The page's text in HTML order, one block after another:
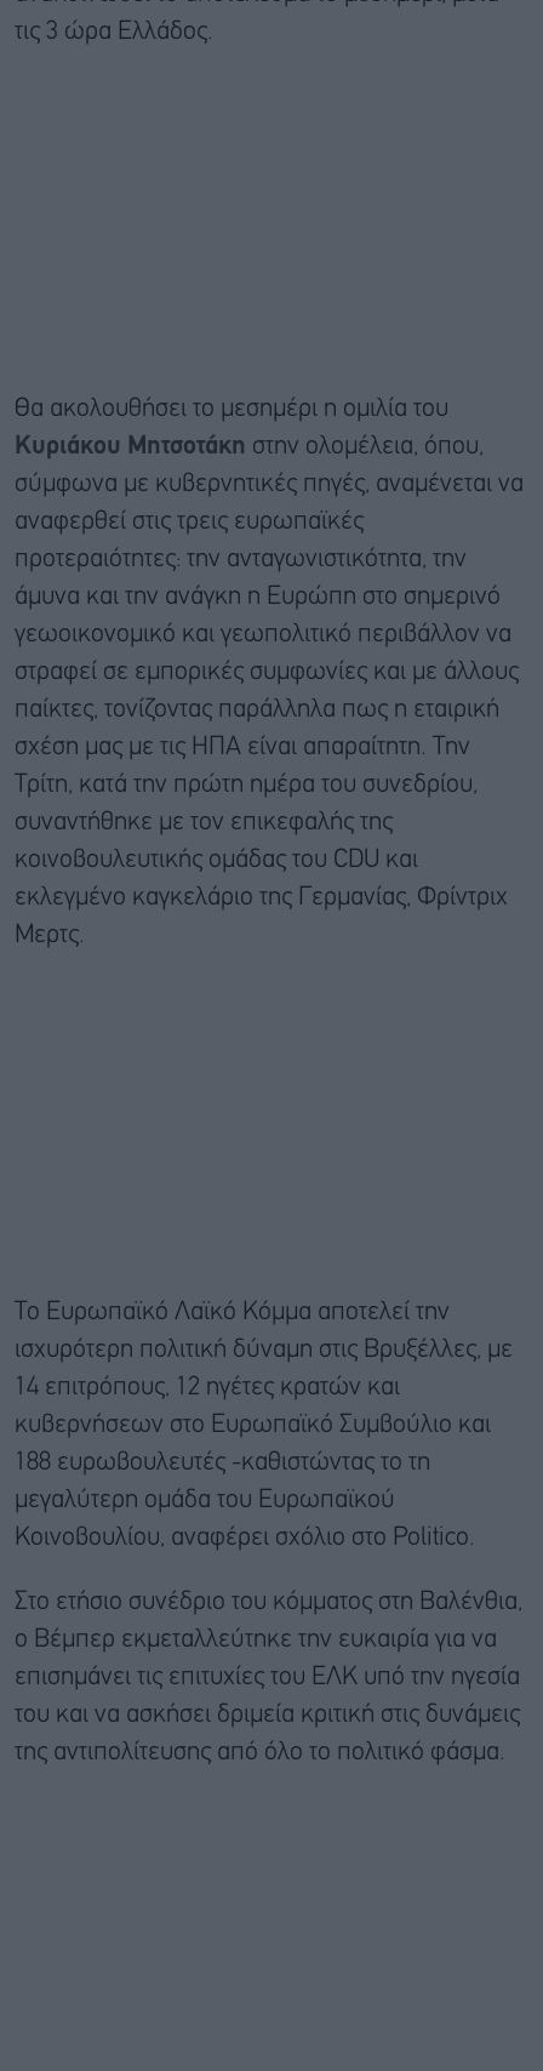
τις 3 ώρα Ελλάδος.
Θα ακολουθήσει το μεσημέρι η ομιλία του
Κυριάκου Μητσοτάκη στην ολομέλεια, όπου,
σύμφωνα με κυβερνητικές πηγές, αναμένεται να
αναφερθεί στις τρεις ευρωπαϊκές
προτεραιότητες: την ανταγωνιστικότητα, την
άμυνα και την ανάγκη η Ευρώπη στο σημερινό
γεωοικονομικό και γεωπολιτικό περιβάλλον να
στραφεί σε εμπορικές συμφωνίες και με άλλους
παίκτες, τονίζοντας παράλληλα πως η εταιρική
σχέση μας με τις ΗΠΑ είναι απαραίτητη. Την
Τρίτη, κατά την πρώτη ημέρα του συνεδρίου,
συναντήθηκε με τον επικεφαλής της
κοινοβουλευτικής ομάδας του CDU και
εκλεγμένο καγκελάριο της Γερμανίας, Φρίντριχ
Μερτς.
Το Ευρωπαϊκό Λαϊκό Κόμμα αποτελεί την
ισχυρότερη πολιτική δύναμη στις Βρυξέλλες, με
14 επιτρόπους, 12 ηγέτες κρατών και
κυβερνήσεων στο Ευρωπαϊκό Συμβούλιο και
188 ευρωβουλευτές -καθιστώντας το τη
μεγαλύτερη ομάδα του Ευρωπαϊκού
Κοινοβουλίου, αναφέρει σχόλιο στο Politico.
Στο ετήσιο συνέδριο του κόμματος στη Βαλένθια,
ο Βέμπερ εκμεταλλεύτηκε την ευκαιρία για να
επισημάνει τις επιτυχίες του ΕΛΚ υπό την ηγεσία
του και να ασκήσει δριμεία κριτική στις δυνάμεις
της αντιπολίτευσης από όλο το πολιτικό φάσμα.